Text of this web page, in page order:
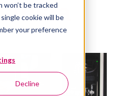
won’t be tracked
cookie will be
your preference
Decline